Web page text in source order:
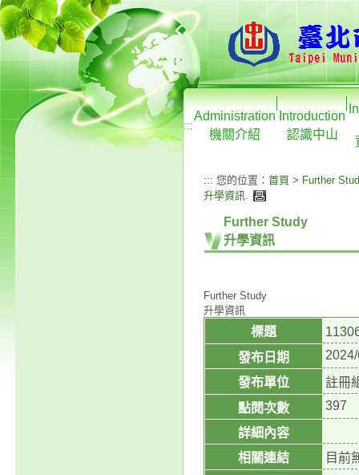
:::
Administration
機關介紹
Introduction
認識中山
::: 您的位置： 首頁 > Further
升學資訊.
Further Study
升學資訊
Further Study
升學資訊
標題
發布日期
發布單位
註冊
點閱次數
397
詳細內容
相關連結
目前